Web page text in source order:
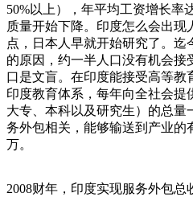
50%以上），年平均工资增长率
质量开始下降。印度怎么会出
点，日本人早就开始研究了。迄
的原因，约一半人口没有机会接
口是文盲。在印度能接受高等教
印度教育体系，每年向全社会提
大专、本科以及研究生）的总量
务外包相关，能够输送到产业的
万。
2008财年，印度实现服务外包总